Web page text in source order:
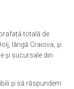
totală de
lângă Craiova, și
și sucursale din
și să răspundem